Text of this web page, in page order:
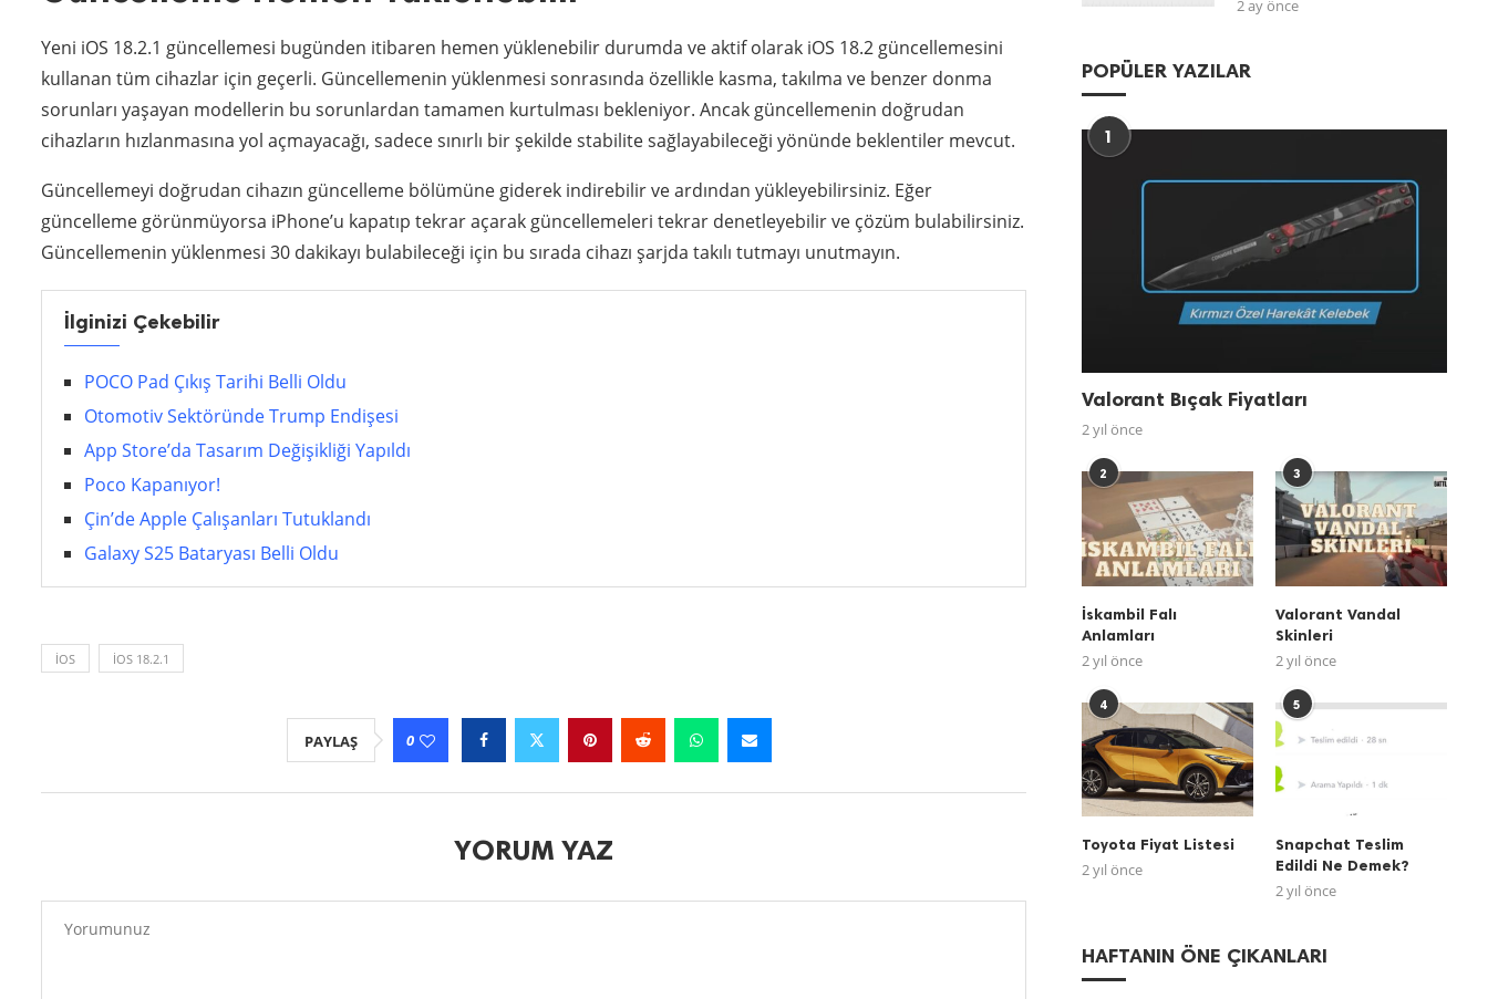
Yeni iOS 18.2.1 güncellemesi bugünden itibaren hemen yüklenebilir durumda ve aktif olarak iOS 18.2 güncellemesini
kullanan tüm cihazlar için geçerli. Güncellemenin yüklenmesi sonrasında özellikle kasma, takılma ve benzer donma
sorunları yaşayan modellerin bu sorunlardan tamamen kurtulması bekleniyor. Ancak güncellemenin doğrudan
cihazların hızlanmasına yol açmayacağı, sadece sınırlı bir şekilde stabilite sağlayabileceği yönünde beklentiler mevcut.
Güncellemeyi doğrudan cihazın güncelleme bölümüne giderek indirebilir ve ardından yükleyebilirsiniz. Eğer
güncelleme görünmüyorsa iPhone’u kapatıp tekrar açarak güncellemeleri tekrar denetleyebilir ve çözüm bulabilirsiniz.
Güncellemenin yüklenmesi 30 dakikayı bulabileceği için bu sırada cihazı şarjda takılı tutmayı unutmayın.
İlginizi Çekebilir
POCO Pad Çıkış Tarihi Belli Oldu
Otomotiv Sektöründe Trump Endişesi
App Store’da Tasarım Değişikliği Yapıldı
Poco Kapanıyor!
Çin’de Apple Çalışanları Tutuklandı
Galaxy S25 Bataryası Belli Oldu
IOS IOS 18.2.1
PAYLAŞ 0
YORUM YAZ
2 ay önce
POPÜLER YAZILAR
1
Valorant Bıçak Fiyatları
2 yıl önce
2
İskambil Falı
Anlamları
2 yıl önce
3
Valorant Vandal
Skinleri
2 yıl önce
4
Toyota Fiyat Listesi
2 yıl önce
5
Snapchat Teslim
Edildi Ne Demek?
2 yıl önce
HAFTANIN ÖNE ÇIKANLARI